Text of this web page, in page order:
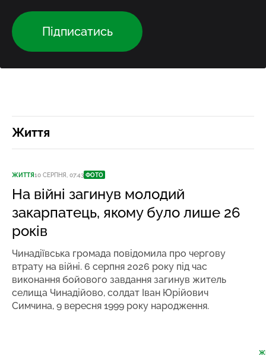
Підписатись
Життя
ЖИТТЯ10 СЕРПНЯ, 07:43 ФОТО
На війні загинув молодий
закарпатець, якому було лише 26
років
Чинадіївська громада повідомила про чергову
втрату на війні. 6 серпня 2026 року під час
виконання бойового завдання загинув житель
селища Чинадійово, солдат Іван Юрійович
Симчина, 9 вересня 1999 року народження.